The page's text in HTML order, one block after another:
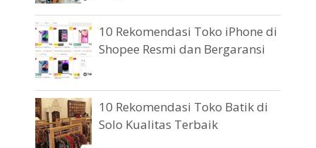
10 Rekomendasi Toko iPhone di
Shopee Resmi dan Bergaransi
10 Rekomendasi Toko Batik di
Solo Kualitas Terbaik